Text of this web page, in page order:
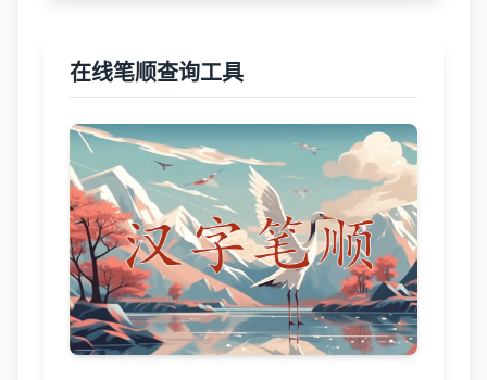
在线笔顺查询工具